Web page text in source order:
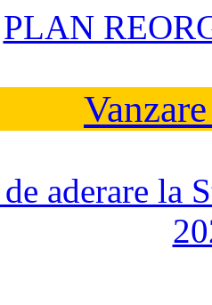
PLAN
aderare la